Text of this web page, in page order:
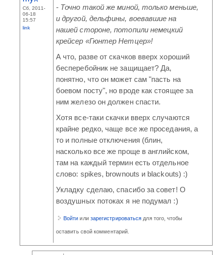
Сб, 2011-
06-18
15:57
link
- Точно такой же миной, только меньше,
и другой, дельфины, воевавшие на
нашей стороне, потопили немецкий
крейсер «Гюнтер Нетцер»!
А что, разве от скачков вверх хороший
бесперебойник не защищает? Да,
понятно, что он может сам "пасть на
боевом посту", но вроде как стоящее за
ним железо он должен спасти.
Хотя все-таки скачки вверх случаются
крайне редко, чаще все же проседания, а
то и полные отключения (блин,
насколько все же проще в английском,
там на каждый термин есть отдельное
слово: spikes, brownouts и blackouts) :)
Укладку сделаю, спасибо за совет! О
воздушных потоках я не подумал :)
Войти или зарегистрироваться для того, чтобы
оставить свой комментарий.